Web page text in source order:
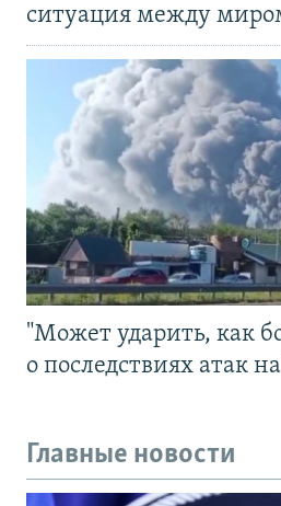
ситуация между
"Может ударить, как
о последствиях атак
Главные новости